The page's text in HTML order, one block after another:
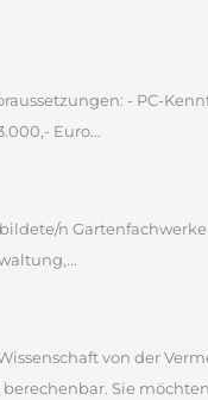
- PC-
Euro...
n
von der
Sie